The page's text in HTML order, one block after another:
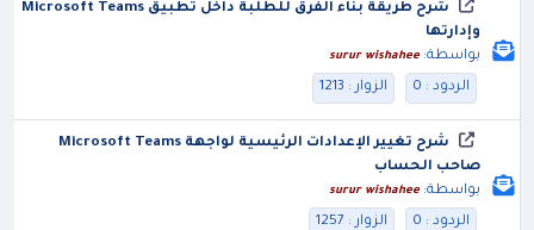
شرح طريقة بناء الفرق للطلبة داخل تطبيق Microsoft Teams
وإدارتها
بواسطة:surur wishahee
الردود : 0 الزوار : 1213
شرح تغيير الإعدادات الرئيسية لواجهة Microsoft Teams
صاحب الحساب
بواسطة:surur wishahee
الردود : 0 الزوار : 1257